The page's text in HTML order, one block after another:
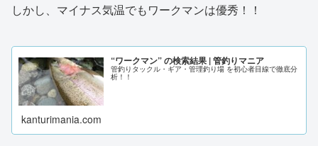
しかし、マイナス気温でもワークマンは優秀！！
“ワークマン” の検索結果 | 管釣りマニア
管釣りタックル・ギア・管理釣り場 を初心者目線で徹底分
析！！
kanturimania.com